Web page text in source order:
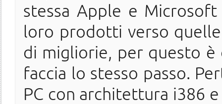
stessa Apple e
loro prodotti verso
di migliorie, per questo è
faccia lo stesso passo.
PC con architettura i386